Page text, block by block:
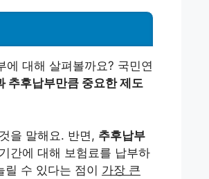
에 대해 살펴볼까요? 국민연
추후납부만큼 중요한 제도
을 말해요. 반면, 추후납부
간에 대해 보험료를 납부하
릴 수 있다는 점이 가장 큰